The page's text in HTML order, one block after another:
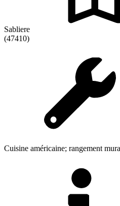
Sabliere
(47410)
Cuisine américaine; rangement